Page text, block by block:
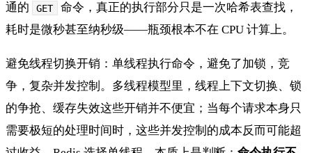
通的
GET
命令，真正的执行部分只是一次哈希表查找，
耗时是微秒甚至纳秒级——瓶颈根本不在 CPU 计算上。
避免线程切换开销：单线程执行命令，避免了加锁，竞
争，复杂并发控制。多线程模型里，线程上下文切换、锁
的争抢、缓存失效这些开销并不便宜；当每个请求本身只
需要极短的处理时间时，这些并发控制的成本反而可能超